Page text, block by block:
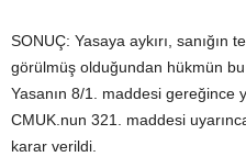
SONUÇ: Yasaya aykırı, sanığın
görülmüş olduğundan hükmün bu
Yasanın 8/1. maddesi gereğince
CMUK.nun 321. maddesi
karar verildi.